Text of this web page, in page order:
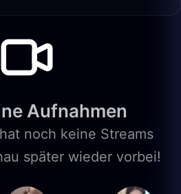
Aufnahmen
noch keine Streams
später wieder vorbei!